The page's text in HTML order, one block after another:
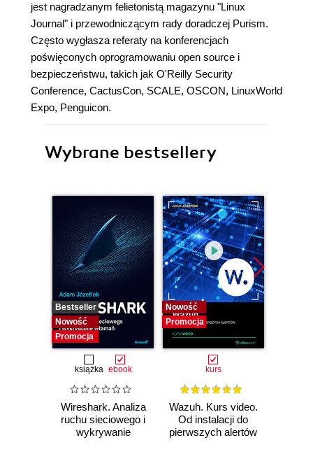
jest nagradzanym felietonistą magazynu "Linux
Journal" i przewodniczącym rady doradczej Purism.
Często wygłasza referaty na konferencjach
poświęconych oprogramowaniu open source i
bezpieczeństwu, takich jak O'Reilly Security
Conference, CactusCon, SCALE, OSCON, LinuxWorld
Expo, Penguicon.
Wybrane bestsellery
Bestseller
Nowość
Promocja
książka ebook
Wireshark. Analiza
ruchu sieciowego i
wykrywanie
Nowość
Promocja
kurs
Wazuh. Kurs video.
Od instalacji do
pierwszych alertów